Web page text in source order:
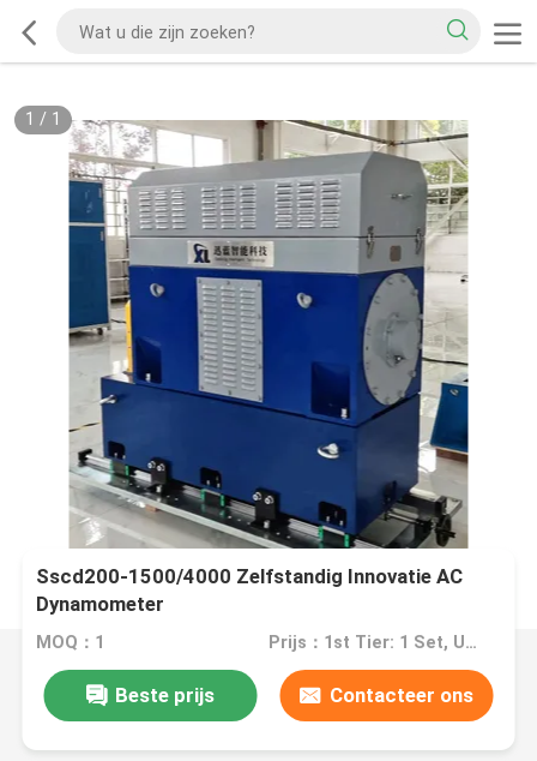
1 / 1
Sscd200-1500/4000 Zelfstandig Innovatie AC
Dynamometer
MOQ：1 Prijs：1st Tier: 1 Set, Unit Price USD 3.00 2nd Tier: 2-5 Sets, Unit Price USD 2.00 3rd Tier: Over 5 Sets, Unit Price USD 1.00
Beste prijs Contacteer ons